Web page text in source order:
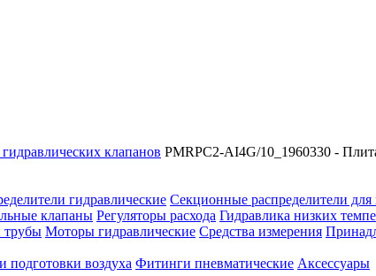
клапанов PMRPC2-AI4G/10_1960330 -
гидравлические Секционные распределители
клапаны Регуляторы расхода Гидравлика низких
трубы Моторы гидравлические Средства измерения
подготовки воздуха Фитинги пневматические Аксессуары